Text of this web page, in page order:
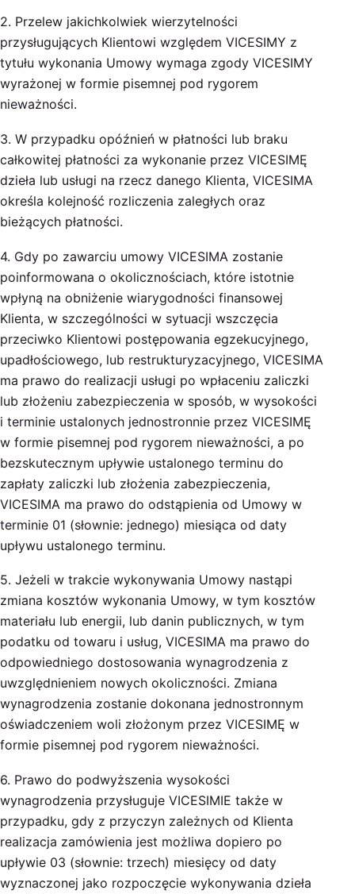
2. Przelew jakichkolwiek wierzytelności
przysługujących Klientowi względem VICESIMY z
tytułu wykonania Umowy wymaga zgody VICESIMY
wyrażonej w formie pisemnej pod rygorem
nieważności.
3. W przypadku opóźnień w płatności lub braku
całkowitej płatności za wykonanie przez VICESIMĘ
dzieła lub usługi na rzecz danego Klienta, VICESIMA
określa kolejność rozliczenia zaległych oraz
bieżących płatności.
4. Gdy po zawarciu umowy VICESIMA zostanie
poinformowana o okolicznościach, które istotnie
wpłyną na obniżenie wiarygodności finansowej
Klienta, w szczególności w sytuacji wszczęcia
przeciwko Klientowi postępowania egzekucyjnego,
upadłościowego, lub restrukturyzacyjnego, VICESIMA
ma prawo do realizacji usługi po wpłaceniu zaliczki
lub złożeniu zabezpieczenia w sposób, w wysokości
i terminie ustalonych jednostronnie przez VICESIMĘ
w formie pisemnej pod rygorem nieważności, a po
bezskutecznym upływie ustalonego terminu do
zapłaty zaliczki lub złożenia zabezpieczenia,
VICESIMA ma prawo do odstąpienia od Umowy w
terminie 01 (słownie: jednego) miesiąca od daty
upływu ustalonego terminu.
5. Jeżeli w trakcie wykonywania Umowy nastąpi
zmiana kosztów wykonania Umowy, w tym kosztów
materiału lub energii, lub danin publicznych, w tym
podatku od towaru i usług, VICESIMA ma prawo do
odpowiedniego dostosowania wynagrodzenia z
uwzględnieniem nowych okoliczności. Zmiana
wynagrodzenia zostanie dokonana jednostronnym
oświadczeniem woli złożonym przez VICESIMĘ w
formie pisemnej pod rygorem nieważności.
6. Prawo do podwyższenia wysokości
wynagrodzenia przysługuje VICESIMIE także w
przypadku, gdy z przyczyn zależnych od Klienta
realizacja zamówienia jest możliwa dopiero po
upływie 03 (słownie: trzech) miesięcy od daty
wyznaczonej jako rozpoczęcie wykonywania dzieła